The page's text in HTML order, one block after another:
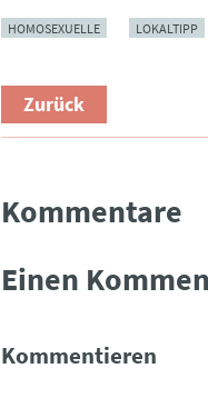
HOMOSEXUELLE LOKALTIPP
Zurück
Kommentare
Einen
Kommentieren